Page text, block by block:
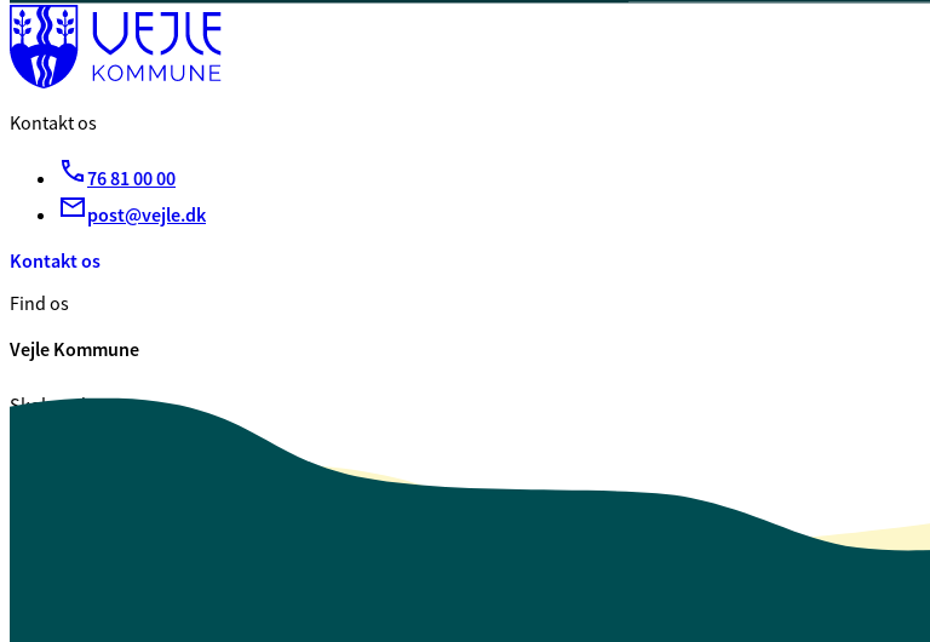
Kontakt os
76 81 00 00
post@vejle.dk
Kontakt os
Find os
Vejle Kommune
Skolegade 1